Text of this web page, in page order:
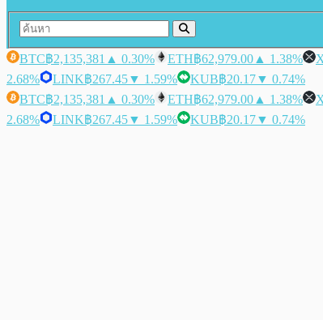
BTC฿2,135,381 ▲ 0.30% ETH฿62,979.00 ▲ 1.38%
2.68%
LINK฿267.45▼ 1.59% KUB฿20.17▼ 0.74%
BTC฿2,135,381 ▲ 0.30% ETH฿62,979.00 ▲ 1.38%
2.68%
LINK฿267.45▼ 1.59% KUB฿20.17▼ 0.74%